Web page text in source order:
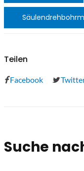
Teilen
Facebook
Suche